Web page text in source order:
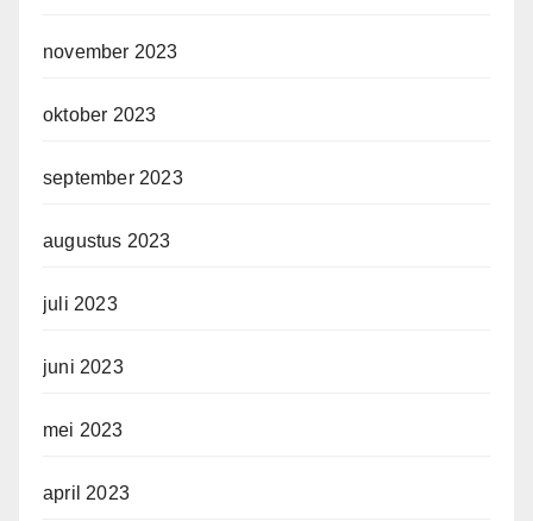
november 2023
oktober 2023
september 2023
augustus 2023
juli 2023
juni 2023
mei 2023
april 2023